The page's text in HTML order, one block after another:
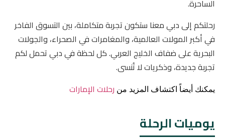
الساحرة.
رحلتكم إلى دبي معنا ستكون تجربة متكاملة، بين التسوق الفاخر
في أكبر المولات العالمية، والمغامرات في الصحراء، والجولات
البحرية على ضفاف الخليج العربي. كل لحظة في دبي تحمل لكم
تجربة جديدة، وذكريات لا تُنسى.
يمكنك أيضاً اكتشاف المزيد من رحلات الإمارات
يوميات الرحلة